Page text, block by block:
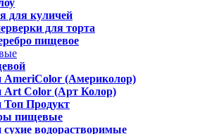
для куличей
для торта
пищевое
AmeriColor (Америколор)
Art Color (Арт Колор)
Топ Продукт
пищевые
сухие водорастворимые